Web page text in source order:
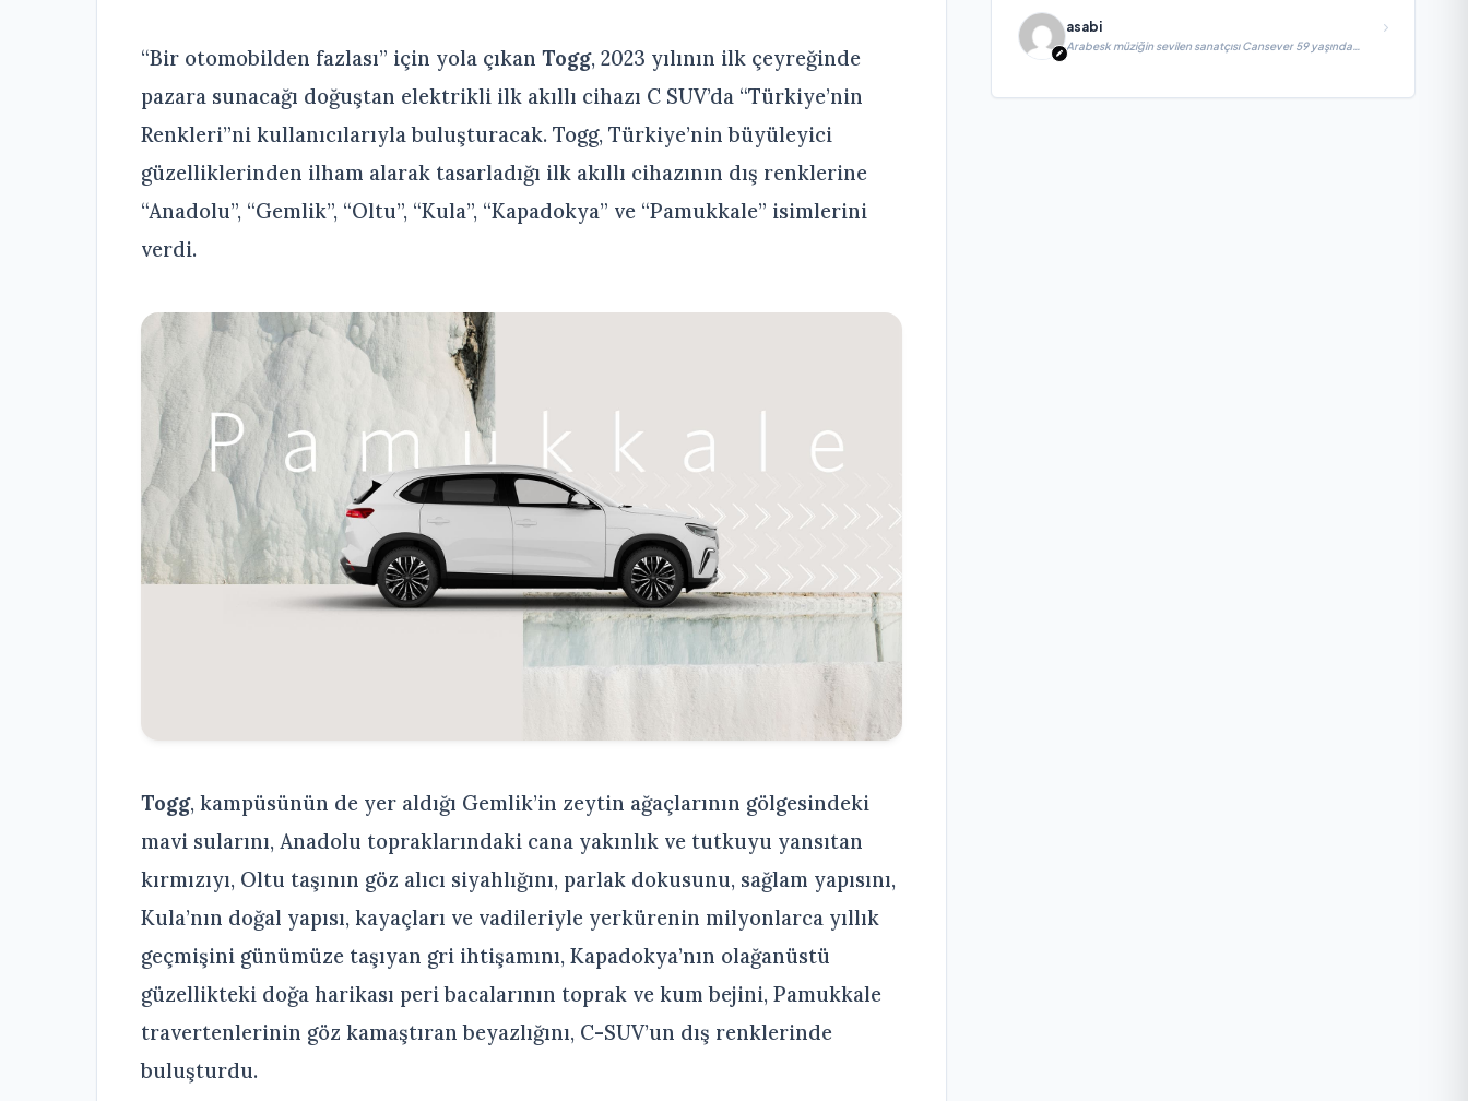
“Bir otomobilden fazlası” için yola çıkan Togg, 2023 yılının ilk çeyreğinde
pazara sunacağı doğuştan elektrikli ilk akıllı cihazı C SUV’da “Türkiye’nin
Renkleri”ni kullanıcılarıyla buluşturacak. Togg, Türkiye’nin büyüleyici
güzelliklerinden ilham alarak tasarladığı ilk akıllı cihazının dış renklerine
“Anadolu”, “Gemlik”, “Oltu”, “Kula”, “Kapadokya” ve “Pamukkale” isimlerini
verdi.
Togg, kampüsünün de yer aldığı Gemlik’in zeytin ağaçlarının gölgesindeki
mavi sularını, Anadolu topraklarındaki cana yakınlık ve tutkuyu yansıtan
kırmızıyı, Oltu taşının göz alıcı siyahlığını, parlak dokusunu, sağlam yapısını,
Kula’nın doğal yapısı, kayaçları ve vadileriyle yerkürenin milyonlarca yıllık
geçmişini günümüze taşıyan gri ihtişamını, Kapadokya’nın olağanüstü
güzellikteki doğa harikası peri bacalarının toprak ve kum bejini, Pamukkale
travertenlerinin göz kamaştıran beyazlığını, C-SUV’un dış renklerinde
buluşturdu.
asabi
Arabesk müziğin sevilen sanatçısı Cansever 59 yaşında
yaşamını yitirdi